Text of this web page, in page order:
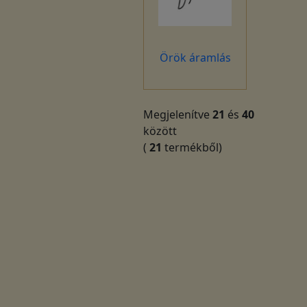
Örök áramlás
Megjelenítve 21 és 40
között
( 21 termékből)